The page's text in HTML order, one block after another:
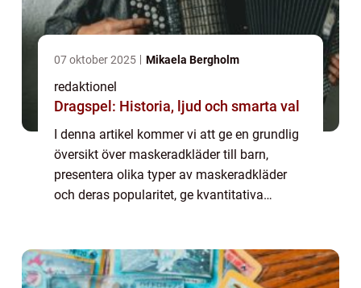
07 oktober 2025 Mikaela Bergholm
redaktionel
Dragspel: Historia, ljud och smarta val
I denna artikel kommer vi att ge en grundlig
översikt över maskeradkläder till barn,
presentera olika typer av maskeradkläder
och deras popularitet, ge kvantitativa
kommer vi...